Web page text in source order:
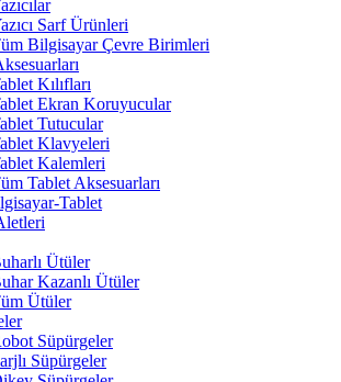
Sarf Ürünleri
Bilgisayar Çevre Birimleri
Kılıfları
Ekran Koruyucular
Tutucular
Klavyeleri
Kalemleri
Tablet Aksesuarları
Tablet
Ütüler
Kazanlı Ütüler
Ütüler
Süpürgeler
Süpürgeler